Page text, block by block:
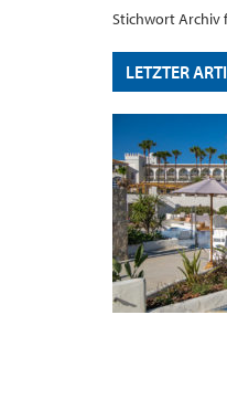
Stichwort Archiv
LETZTER